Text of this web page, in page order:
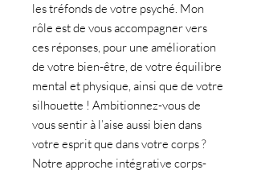
les tréfonds de votre psyché. Mon
rôle est de vous accompagner vers
ces réponses, pour une amélioration
de votre bien-être, de votre équilibre
mental et physique, ainsi que de votre
silhouette ! Ambitionnez-vous de
vous sentir à l’aise aussi bien dans
votre esprit que dans votre corps ?
Notre approche intégrative corps-